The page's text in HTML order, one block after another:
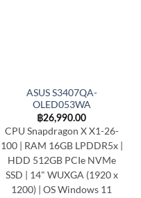
ASUS S3407QA-
OLED053WA
฿26,990.00
CPU Snapdragon X X1-26-
100 | RAM 16GB LPDDR5x |
HDD 512GB PCIe NVMe
SSD | 14" WUXGA (1920 x
1200) | OS Windows 11